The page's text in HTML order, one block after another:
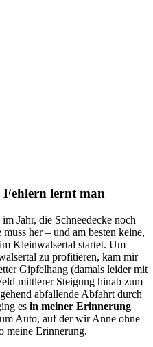
lernt man
Jahr, die Schneedecke noch
her – und am besten keine,
Kleinwalsertal startet. Um
zu profitieren, kam mir
Gipfelhang (damals leider mit
mittlerer Steigung hinab zum
abfallende Abfahrt durch
es in meiner Erinnerung
Auto, auf der wir Anne ohne
meine Erinnerung.